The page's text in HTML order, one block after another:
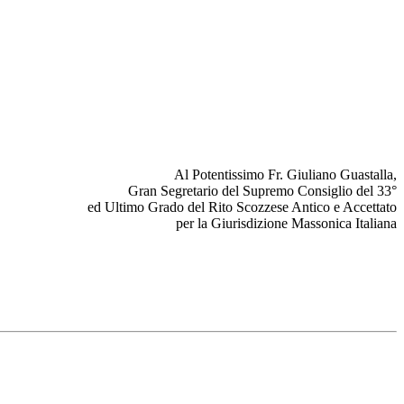
Al Potentissimo Fr. Giuliano Guastalla,
Gran Segretario del Supremo Consiglio del 33°
ed Ultimo Grado del Rito Scozzese Antico e Accettato
per la Giurisdizione Massonica Italiana